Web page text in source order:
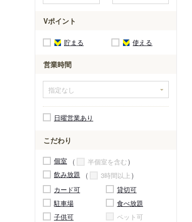
Vポイント
貯まる 使える
営業時間
日曜営業あり
こだわり
個室
半個室を含む
飲み放題
3時間以上
カード可
貸切可
駐車場
食べ放題
子供可
ペット可